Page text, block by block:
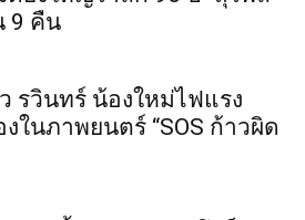
9 คืน
รวินทร์ น้องใหม่ไฟแรง
ในภาพยนตร์ “SOS ก้าวผิด